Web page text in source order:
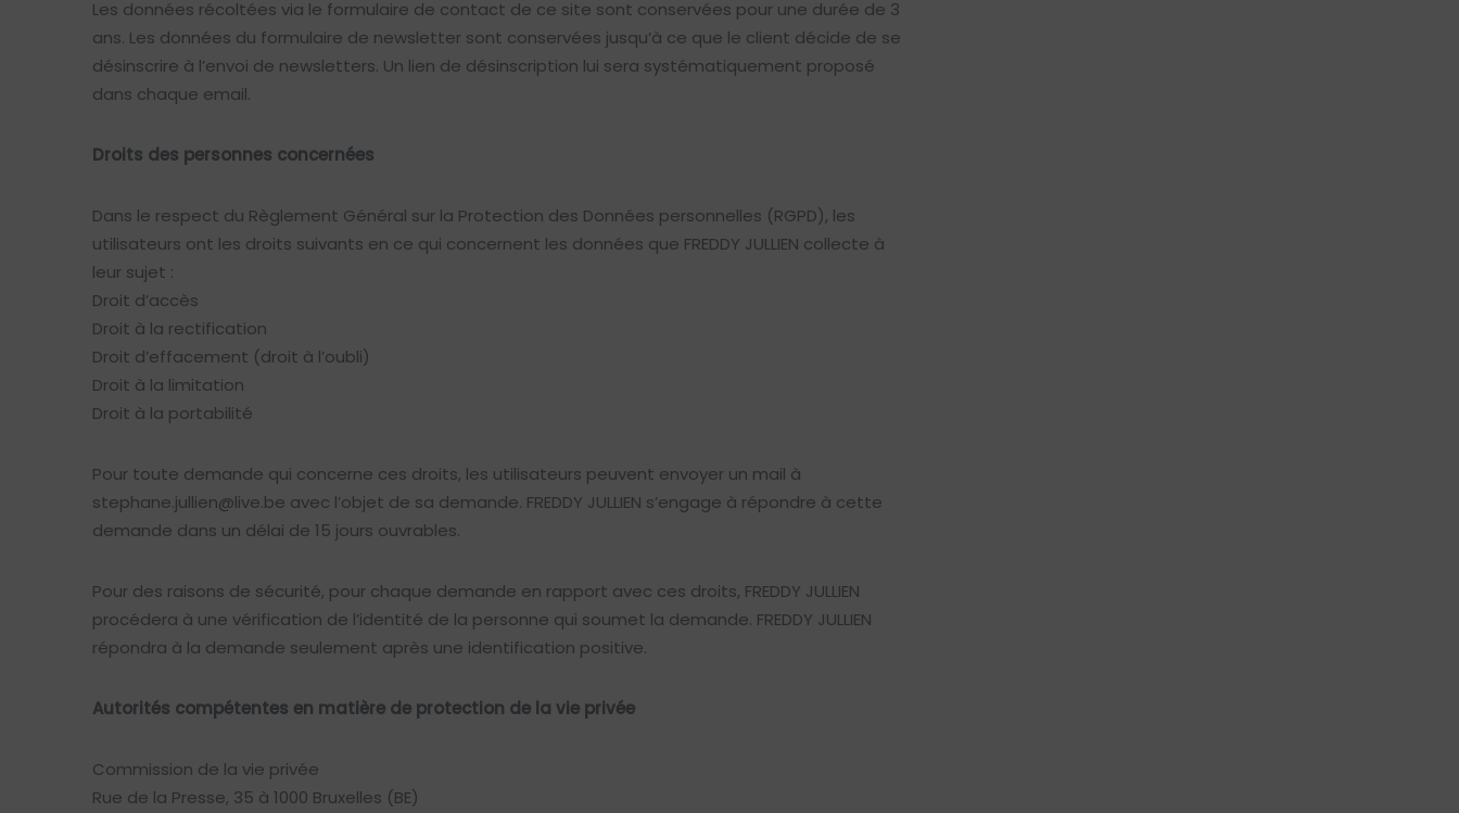
Les données récoltées via le formulaire de contact de ce site sont conservées pour une durée de 3
ans. Les données du formulaire de newsletter sont conservées jusqu’à ce que le client décide de se
désinscrire à l’envoi de newsletters. Un lien de désinscription lui sera systématiquement proposé
dans chaque email.
Droits des personnes concernées
Dans le respect du Règlement Général sur la Protection des Données personnelles (RGPD), les
utilisateurs ont les droits suivants en ce qui concernent les données que FREDDY JULLIEN collecte à
leur sujet :
Droit d’accès
Droit à la rectification
Droit d’effacement (droit à l’oubli)
Droit à la limitation
Droit à la portabilité
Pour toute demande qui concerne ces droits, les utilisateurs peuvent envoyer un mail à
stephane.jullien@live.be avec l’objet de sa demande. FREDDY JULLIEN s’engage à répondre à cette
demande dans un délai de 15 jours ouvrables.
Pour des raisons de sécurité, pour chaque demande en rapport avec ces droits, FREDDY JULLIEN
procédera à une vérification de l’identité de la personne qui soumet la demande. FREDDY JULLIEN
répondra à la demande seulement après une identification positive.
Autorités compétentes en matière de protection de la vie privée
Commission de la vie privée
Rue de la Presse, 35 à 1000 Bruxelles (BE)